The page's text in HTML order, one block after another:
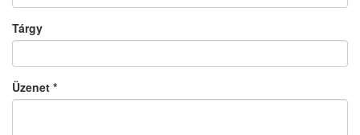
Tárgy
Üzenet *